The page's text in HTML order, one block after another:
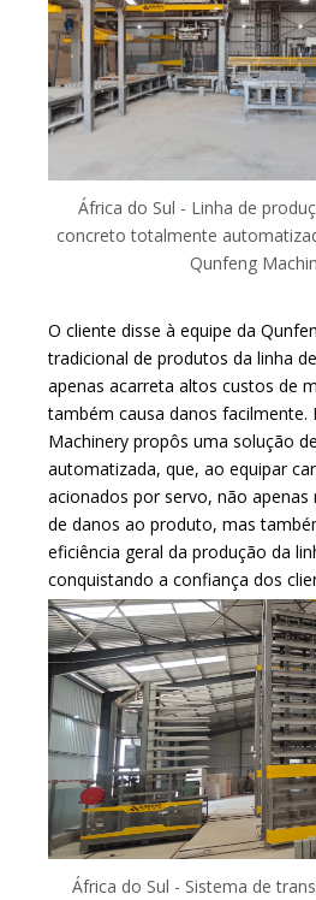
África do Sul - Linha de
concreto totalmente
Qunfeng
O cliente disse à equipe da
tradicional de produtos da linha
apenas acarreta altos custos de
também causa danos
Machinery propôs uma solução
automatizada, que, ao equipar
acionados por servo, não
de danos ao produto, mas
eficiência geral da produção da
conquistando a confiança dos
África do Sul - Sistema de